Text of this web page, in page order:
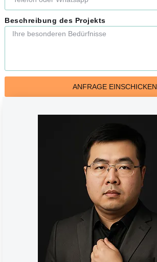
Beschreibung des Projekts
ANFRAGE EINSCHICKEN